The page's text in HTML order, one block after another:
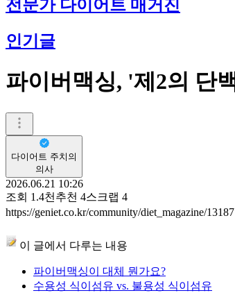
전문가 다이어트 매거진
인기글
파이버맥싱, '제2의 단
다이어트 주치의
의사
2026.06.21 10:26
조회 1.4천 추천 4스크랩 4
https://geniet.co.kr/community/diet_magazine/
이 글에서 다루는 내용
파이버맥싱이 대체 뭔가요?
수용성 식이섬유 vs. 불용성 식이섬유